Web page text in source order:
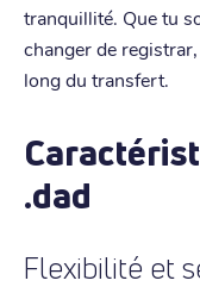
tranquillité. Que tu
changer de
long du transfert.
.dad
Flexibilité et